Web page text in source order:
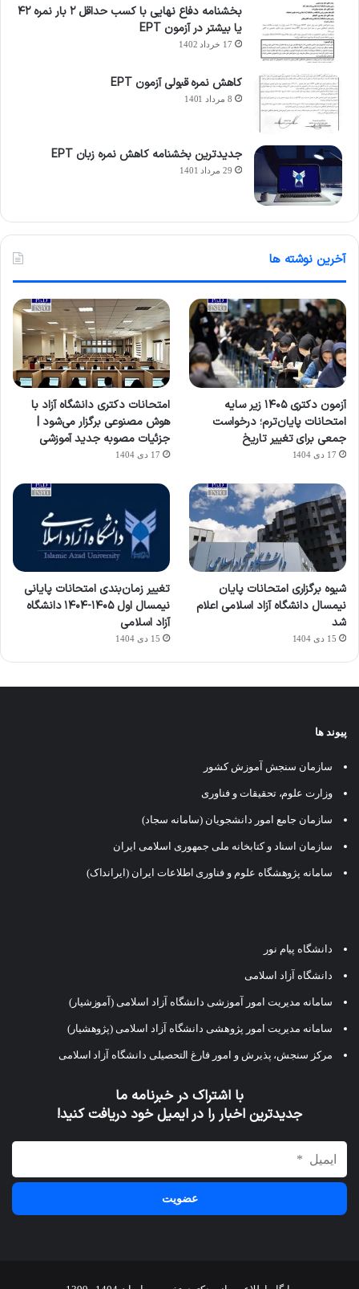
بخشنامه دفاع نهایی با کسب حداقل ۲ بار نمره ۴۲
یا بیشتر در آزمون EPT
17 خرداد 1402
کاهش نمره قبولی آزمون EPT
8 مرداد 1401
جدیدترین بخشنامه کاهش نمره زبان EPT
29 مرداد 1401
آخرین نوشته ها
آزمون دکتری ۱۴۰۵ زیر سایه
امتحانات پایان‌ترم؛ درخواست
جمعی برای تغییر تاریخ
17 دی 1404
امتحانات دکتری دانشگاه آزاد با
هوش مصنوعی برگزار می‌شود |
جزئیات مصوبه جدید آموزشی
17 دی 1404
شیوه برگزاری امتحانات پایان
نیمسال دانشگاه آزاد اسلامی اعلام
شد
15 دی 1404
تغییر زمان‌بندی امتحانات پایانی
نیمسال اول ۱۴۰۵-۱۴۰۴ دانشگاه
آزاد اسلامی
15 دی 1404
پیوند ها
سازمان سنجش آموزش کشور
وزارت علوم، تحقیقات و فناوری
سازمان جامع امور دانشجویان (سامانه سجاد)
سازمان اسناد و کتابخانه ملی جمهوری اسلامی ایران
سامانه پژوهشگاه علوم و فناوری اطلاعات ایران (ایرانداک)
دانشگاه پیام نور
دانشگاه آزاد اسلامی
سامانه مدیریت امور آموزشی دانشگاه آزاد اسلامی (آموزشیار)
سامانه مدیریت امور پژوهشی دانشگاه آزاد اسلامی (پژوهشیار)
مرکز سنجش، پذیرش و امور فارغ التحصیلی دانشگاه آزاد اسلامی
با اشتراک در خبرنامه ما
جدیدترین اخبار را در ایمیل خود دریافت کنید!